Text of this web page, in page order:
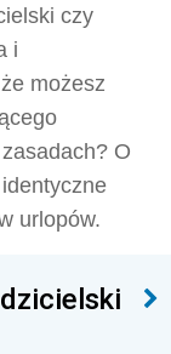
czy
i
możesz
O
urlopów.